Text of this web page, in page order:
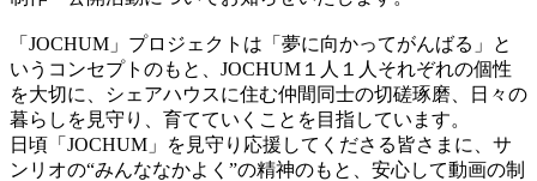
「JOCHUM」プロジェクトは「夢に向かってがんばる」と
いうコンセプトのもと、JOCHUM１人１人それぞれの個性
を大切に、シェアハウスに住む仲間同士の切磋琢磨、日々の
暮らしを見守り、育てていくことを目指しています。
日頃「JOCHUM」を見守り応援してくださる皆さまに、サ
ンリオの“みんななかよく”の精神のもと、安心して動画の制